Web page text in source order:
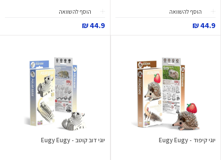
הוסף להשוואה
44.9 ₪
הוסף להשוואה
44.9 ₪
יוגי קיפוד - Eugy Eugy יוגי דוב קוטב - Eugy Eugy